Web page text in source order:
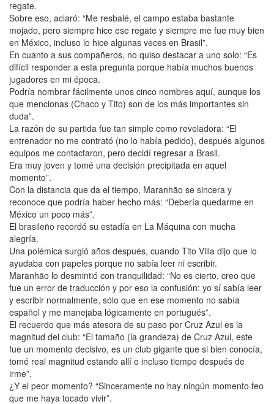
regate.
Sobre eso, aclaró: “Me resbalé, el campo estaba bastante
mojado, pero siempre hice ese regate y siempre me fue muy bien
en México, incluso lo hice algunas veces en Brasil”.
En cuanto a sus compañeros, no quiso destacar a uno solo: “Es
difícil responder a esta pregunta porque había muchos buenos
jugadores en mi época.
Podría nombrar fácilmente unos cinco nombres aquí, aunque los
que mencionas (Chaco y Tito) son de los más importantes sin
duda”.
La razón de su partida fue tan simple como reveladora: “El
entrenador no me contrató (no lo había pedido), después algunos
equipos me contactaron, pero decidí regresar a Brasil.
Era muy joven y tomé una decisión precipitada en aquel
momento”.
Con la distancia que da el tiempo, Maranhão se sincera y
reconoce que podría haber hecho más: “Debería quedarme en
México un poco más”.
El brasileño recordó su estadía en La Máquina con mucha
alegría.
Una polémica surgió años después, cuando Tito Villa dijo que lo
ayudaba con papeles porque no sabía leer ni escribir.
Maranhão lo desmintió con tranquilidad: “No es cierto, creo que
fue un error de traducción y por eso la confusión: yo sí sabía leer
y escribir normalmente, sólo que en ese momento no sabía
español y me manejaba lógicamente en portugués”.
El recuerdo que más atesora de su paso por Cruz Azul es la
magnitud del club: “El tamaño (la grandeza) de Cruz Azul, este
fue un momento decisivo, es un club gigante que si bien conocía,
tomé real magnitud estando allí e incluso tiempo después de
irme”.
¿Y el peor momento? “Sinceramente no hay ningún momento feo
que me haya tocado vivir”.